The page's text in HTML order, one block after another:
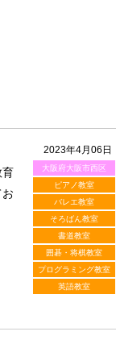
2023年4月06日
大阪府大阪市西区
ピアノ教室
バレエ教室
そろばん教室
書道教室
囲碁・将棋教室
プログラミング教室
英語教室
育